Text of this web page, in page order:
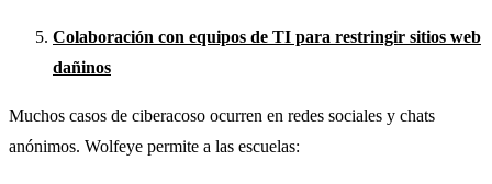
Colaboración con equipos de TI para restringir sitios web
dañinos
Muchos casos de ciberacoso ocurren en redes sociales y chats
anónimos. Wolfeye permite a las escuelas: